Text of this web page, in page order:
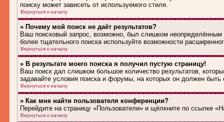
поиску может зависеть от используемого стиля.
Вернуться к началу
» Почему мой поиск не даёт результатов?
Ваш поисковый запрос, возможно, был слишком
более тщательного поиска используйте возможности
Вернуться к началу
» В результате моего поиска я получил пустую страницу!
Ваш поиск дал слишком большое количество результатов,
задавайте условия поиска и форумы, на которых он должен быть
Вернуться к началу
» Как мне найти пользователя конференции?
Перейдите на страницу «Пользователи» и щёлкните по ссылке
Вернуться к началу